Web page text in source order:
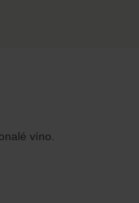
víno.